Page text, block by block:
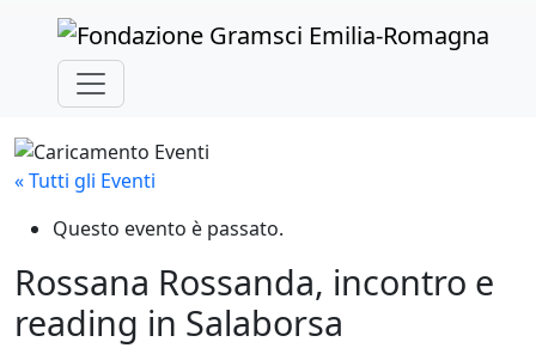
Skip to main content
« Tutti gli Eventi
Questo evento è passato.
Rossana Rossanda, incontro e
reading in Salaborsa